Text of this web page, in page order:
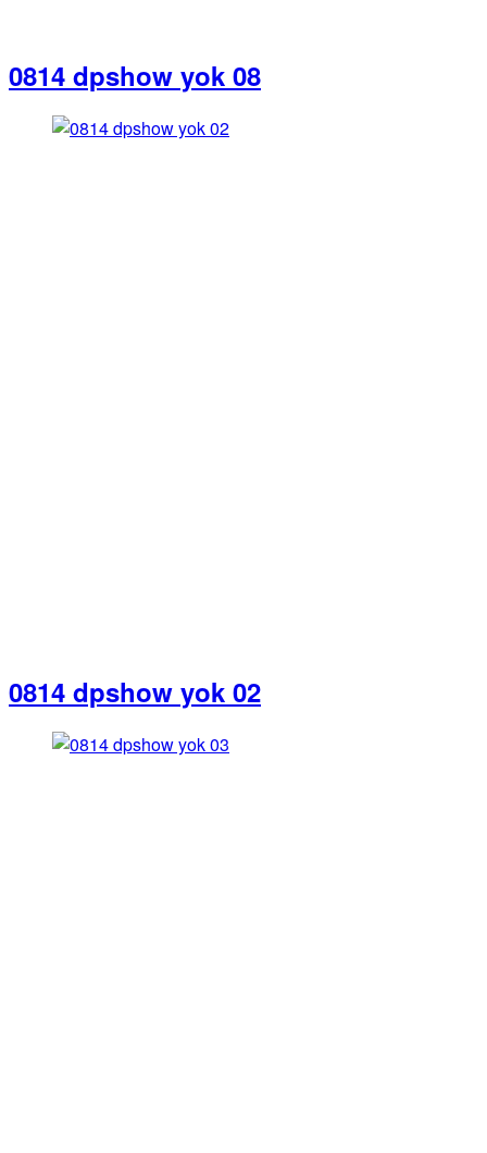
0814 dpshow yok 08
0814 dpshow yok 02